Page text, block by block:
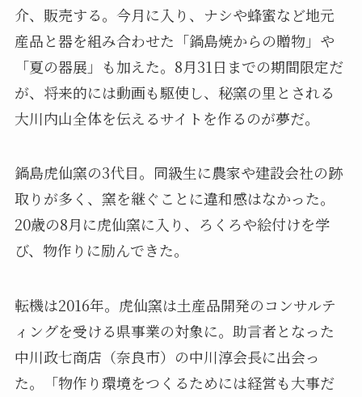
介、販売する。今月に入り、ナシや蜂蜜など地元
産品と器を組み合わせた「鍋島焼からの贈物」や
「夏の器展」も加えた。8月31日までの期間限定だ
が、将来的には動画も駆使し、秘窯の里とされる
大川内山全体を伝えるサイトを作るのが夢だ。
鍋島虎仙窯の3代目。同級生に農家や建設会社の跡
取りが多く、窯を継ぐことに違和感はなかった。
20歳の8月に虎仙窯に入り、ろくろや絵付けを学
び、物作りに励んできた。
転機は2016年。虎仙窯は土産品開発のコンサルテ
ィングを受ける県事業の対象に。助言者となった
中川政七商店（奈良市）の中川淳会長に出会っ
た。「物作り環境をつくるためには経営も大事だ